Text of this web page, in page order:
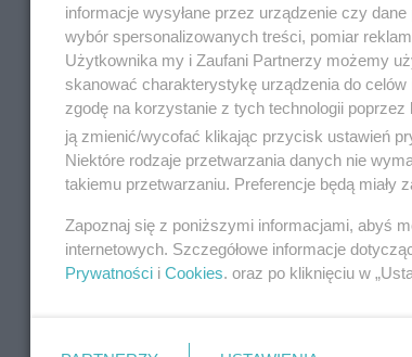
informacje wysyłane przez urządzenie czy
wybór spersonalizowanych treści, pomiar
Użytkownika my i Zaufani Partnerzy możemy
skanować charakterystykę urządzenia do
zgodę na korzystanie z tych technologii
ją zmienić/wycofać klikając przycisk ustawień
Niektóre rodzaje przetwarzania danych nie
takiemu przetwarzaniu. Preferencje będą miały
Zapoznaj się z poniższymi informacjami, abyś
internetowych. Szczegółowe informacje
Prywatności i Cookies. oraz po kliknięciu w